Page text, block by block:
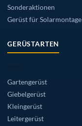
Sonderaktionen
Gerüst für Solarmontage
GERÜSTARTEN
Gartengerüst
Giebelgerüst
Kleingerüst
Leitergerüst